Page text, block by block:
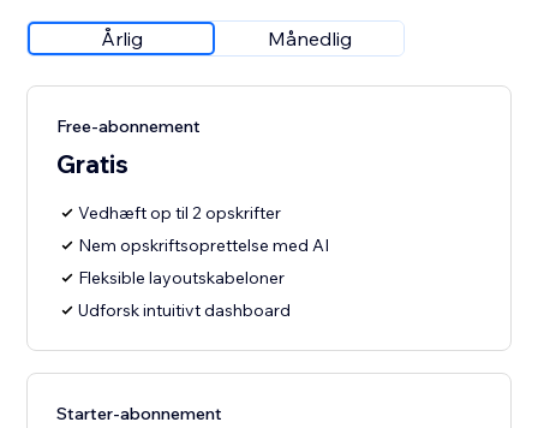
Årlig Månedlig
Free-abonnement
Gratis
Vedhæft op til 2 opskrifter
Nem opskriftsoprettelse med AI
Fleksible layoutskabeloner
Udforsk intuitivt dashboard
Starter-abonnement